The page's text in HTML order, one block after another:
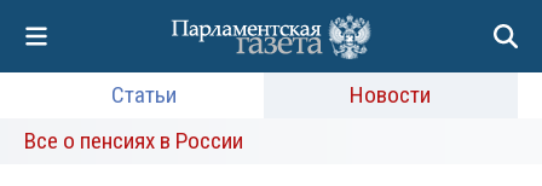
Статьи
Новости
Все о пенсиях в России